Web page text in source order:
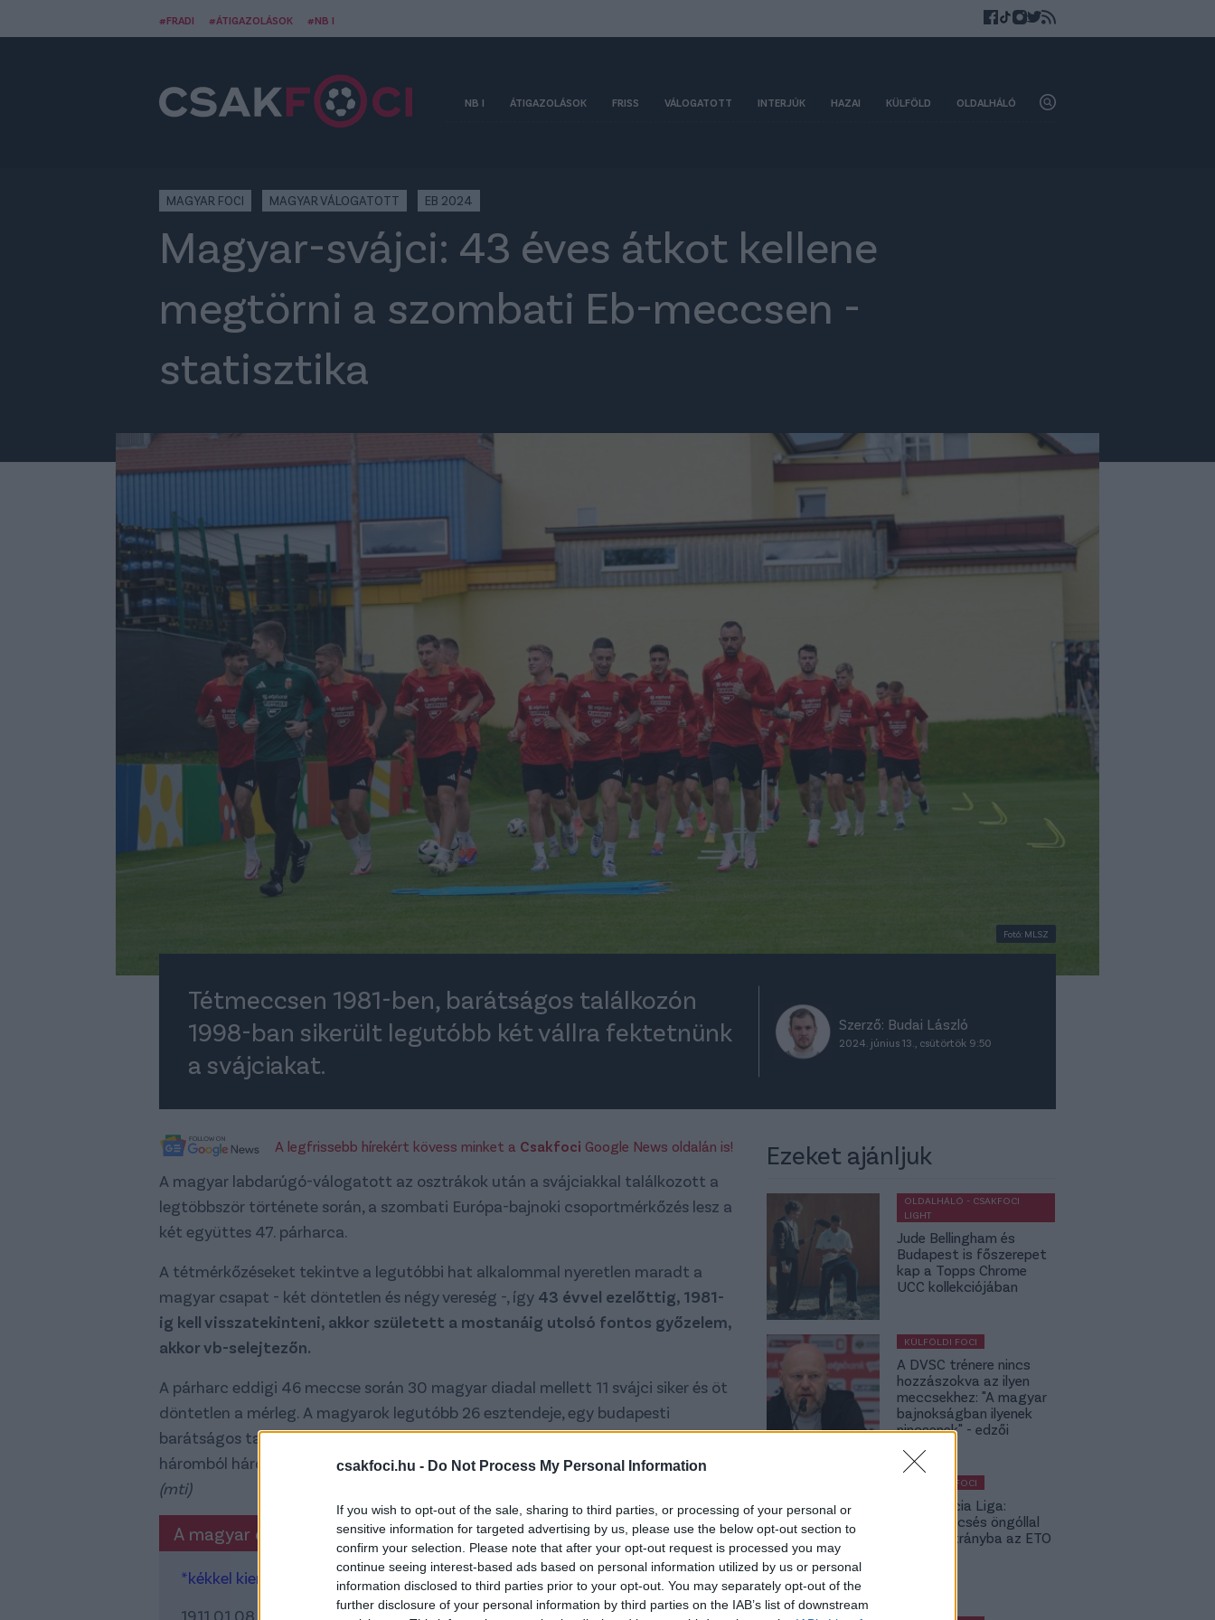
csakfoci.hu - Do Not Process My Personal Information
If you wish to opt-out of the sale, sharing to third parties, or processing of your personal or
sensitive information for targeted advertising by us, please use the below opt-out section to
confirm your selection. Please note that after your opt-out request is processed you may
continue seeing interest-based ads based on personal information utilized by us or personal
information disclosed to third parties prior to your opt-out. You may separately opt-out of the
further disclosure of your personal information by third parties on the IAB’s list of downstream
#FRADI #ÁTIGAZOLÁSOK #NB I
NB I ÁTIGAZOLÁSOK FRISS VÁLOGATOTT INTERJÚK HAZAI KÜLFÖLD OLDALHÁLÓ
MAGYAR FOCI MAGYAR VÁLOGATOTT EB 2024
Magyar-svájci: 43 éves átkot kellene
megtörni a szombati Eb-meccsen -
statisztika
Fotó: MLSZ
Tétmeccsen 1981-ben, barátságos találkozón
1998-ban sikerült legutóbb két vállra fektetnünk
a svájciakat.
Szerző: Budai László
2024. június 13., csütörtök 9:50
A legfrissebb hírekért kövess minket a Csakfoci Google News oldalán is!
A magyar labdarúgó-válogatott az osztrákok után a svájciakkal találkozott a
legtöbbször története során, a szombati Európa-bajnoki csoportmérkőzés lesz a
két együttes 47. párharca.
A tétmérkőzéseket tekintve a legutóbbi hat alkalommal nyeretlen maradt a
magyar csapat - két döntetlen és négy vereség -, így 43 évvel ezelőttig, 1981-
ig kell visszatekinteni, akkor született a mostanáig utolsó fontos győzelem,
akkor vb-selejtezőn.
A párharc eddigi 46 meccse során 30 magyar diadal mellett 11 svájci siker és öt
döntetlen a mérleg. A magyarok legutóbb 26 esztendeje, egy budapesti
barátságos találkozón győzték le az alpesi ország válogatottját, amely azóta
háromból háromszor nyert.
(mti)
A magyar és a svájci válogatott eddigi mérkőzései
*kékkel kiemelve a tétmeccsek
1911.01.08., Zürich: Svájc-Magyarország 2-0
Ezeket ajánljuk
OLDALHÁLÓ - CSAKFOCI
LIGHT
Jude Bellingham és
Budapest is főszerepet
kap a Topps Chrome
UCC kollekciójában
KÜLFÖLDI FOCI
A DVSC trénere nincs
hozzászokva az ilyen
meccsekhez: "A magyar
bajnokságban ilyenek
nincsenek" - edzői
KÜLFÖLDI FOCI
Konferencia Liga:
Balszerencsés öngóllal
került hátrányba az ETO